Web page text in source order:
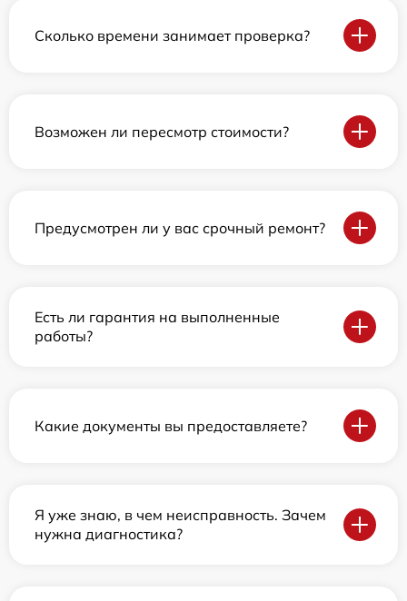
Сколько времени занимает проверка?
Возможен ли пересмотр стоимости?
Предусмотрен ли у вас срочный ремонт?
Есть ли гарантия на выполненные
работы?
Какие документы вы предоставляете?
Я уже знаю, в чем неисправность. Зачем
нужна диагностика?